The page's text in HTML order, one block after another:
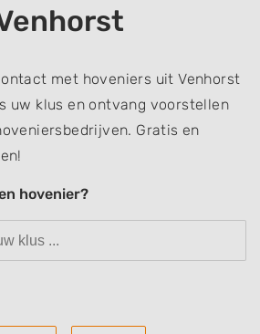
met hoveniers uit Venhorst
uw klus en ontvang voorstellen
Gratis en
hovenier?